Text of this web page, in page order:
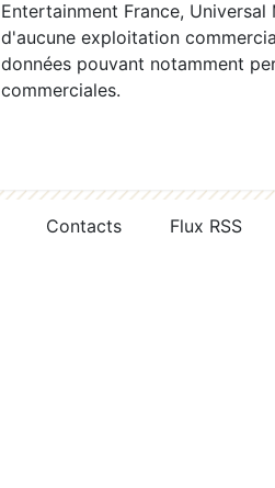
Entertainment France,
d'aucune exploitation
données pouvant notamment
commerciales.
Contacts Flux RSS